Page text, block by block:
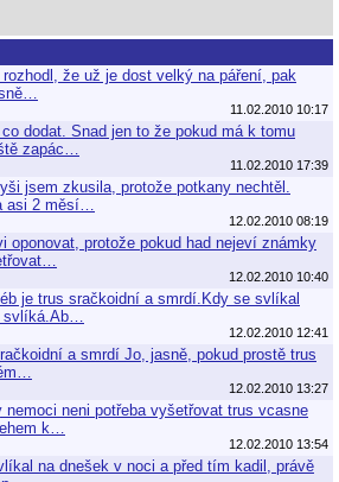
že už je dost velký na páření, pak
11.02.2010 10:17
dodat. Snad jen to že pokud má k tomu
zapác…
11.02.2010 17:39
jsem zkusila, protože potkany nechtěl.
asi 2 měsí…
12.02.2010 08:19
oponovat, protože pokud had nejeví známky
12.02.2010 10:40
je trus sračkoidní a smrdí.Kdy se svlíkal
12.02.2010 12:41
a smrdí Jo, jasně, pokud prostě trus
12.02.2010 13:27
neni potřeba vyšetřovat trus vcasne
k…
12.02.2010 13:54
na dnešek v noci a před tím kadil, právě